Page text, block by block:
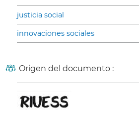
justicia social
innovaciones sociales
Origen del documento :